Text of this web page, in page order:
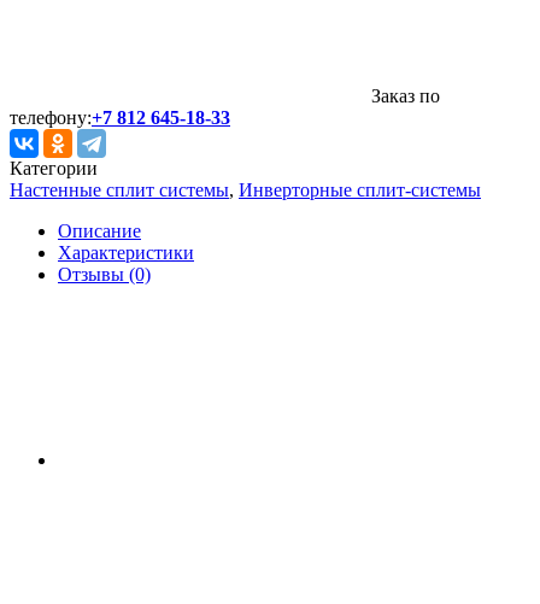
Заказ по
телефону:+7 812 645-18-33
Категории
Настенные сплит системы, Инверторные сплит-системы
Описание
Характеристики
Отзывы (0)